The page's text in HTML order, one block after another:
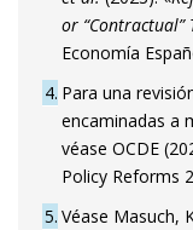
or “Contractual”
Economía
4 Para una
encaminadas a
véase OCDE
Policy Reforms
5 Véase Masuch,